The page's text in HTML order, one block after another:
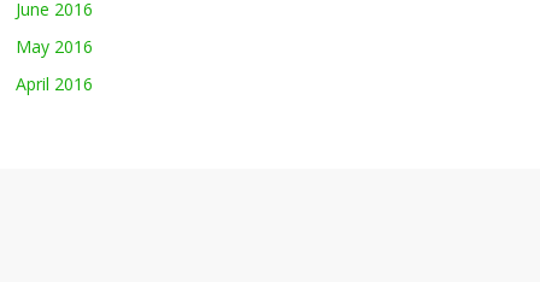
June 2016
May 2016
April 2016